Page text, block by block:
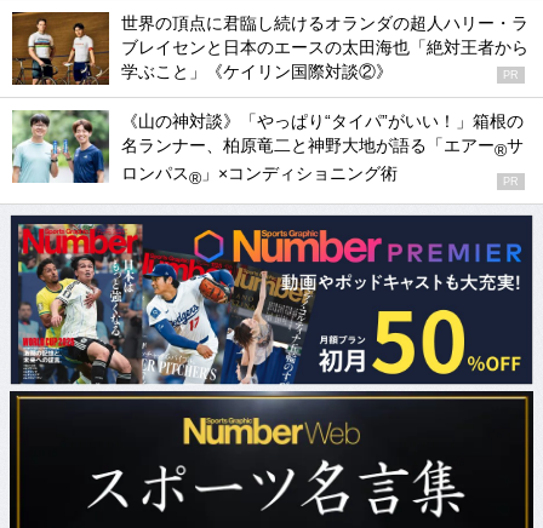
世界の頂点に君臨し続けるオランダの超人ハリー・ラ
ブレイセンと日本のエースの太田海也「絶対王者から
学ぶこと」《ケイリン国際対談②》
PR
《山の神対談》「やっぱり“タイパ”がいい！」箱根の
名ランナー、柏原竜二と神野大地が語る「エアー®サ
ロンパス® 」×コンディショニング術 PR